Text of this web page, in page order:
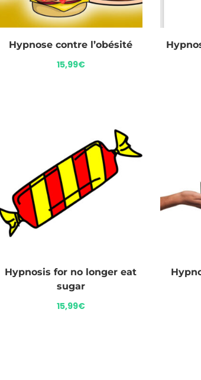
Hypnose contre l’obésité
15,99€
Hypnosis for no longer eat
sugar
15,99€